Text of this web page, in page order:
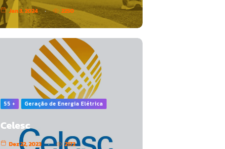
Jan 3, 2024 2250
55 + Geração de Energia Elétrica
Celesc
Dez 22, 2023 2172